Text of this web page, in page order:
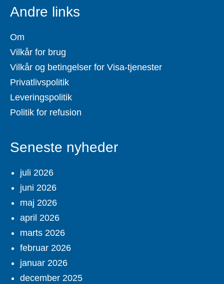
Andre links
Om
Vilkår for brug
Vilkår og betingelser for Visa-tjenester
Privatlivspolitik
Leveringspolitik
Politik for refusion
Seneste nyheder
juli 2026
juni 2026
maj 2026
april 2026
marts 2026
februar 2026
januar 2026
december 2025